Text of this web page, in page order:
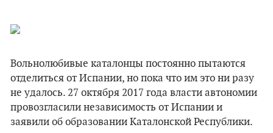
Вольнолюбивые каталонцы постоянно пытаются
отделиться от Испании, но пока что им это ни разу
не удалось. 27 октября 2017 года власти автономии
провозгласили независимость от Испании и
заявили об образовании Каталонской Республики.